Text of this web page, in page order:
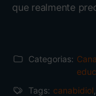
que realmente
Categorias:
Tags: canabidiol